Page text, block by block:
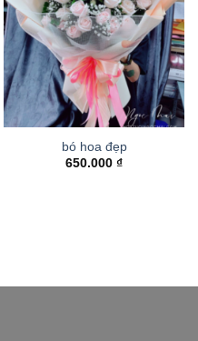
bó hoa đẹp
650.000 ₫